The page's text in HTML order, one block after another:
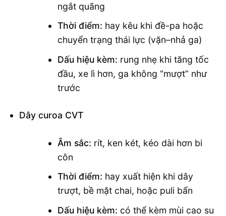
ngắt quãng
Thời điểm: hay kêu khi đề-pa hoặc
chuyển trạng thái lực (vặn–nhả ga)
Dấu hiệu kèm: rung nhẹ khi tăng tốc
đầu, xe lì hơn, ga không “mượt” như
trước
Dây curoa CVT
Âm sắc: rít, ken két, kéo dài hơn bi
côn
Thời điểm: hay xuất hiện khi dây
trượt, bề mặt chai, hoặc puli bẩn
Dấu hiệu kèm: có thể kèm mùi cao su